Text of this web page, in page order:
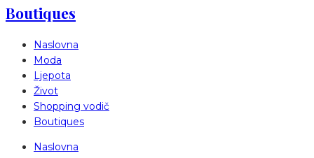
Boutiques
Naslovna
Moda
Ljepota
Život
Shopping vodič
Boutiques
Naslovna